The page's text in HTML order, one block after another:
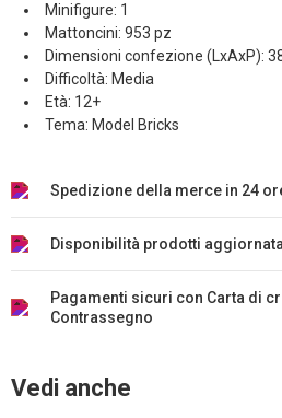
Minifigure: 1
Mattoncini: 953 pz
Dimensioni confezione (LxAxP):
Difficoltà: Media
Età: 12+
Tema: Model Bricks
Spedizione della merce in 24
Disponibilità prodotti
Pagamenti sicuri con Carta di
Contrassegno
Vedi anche